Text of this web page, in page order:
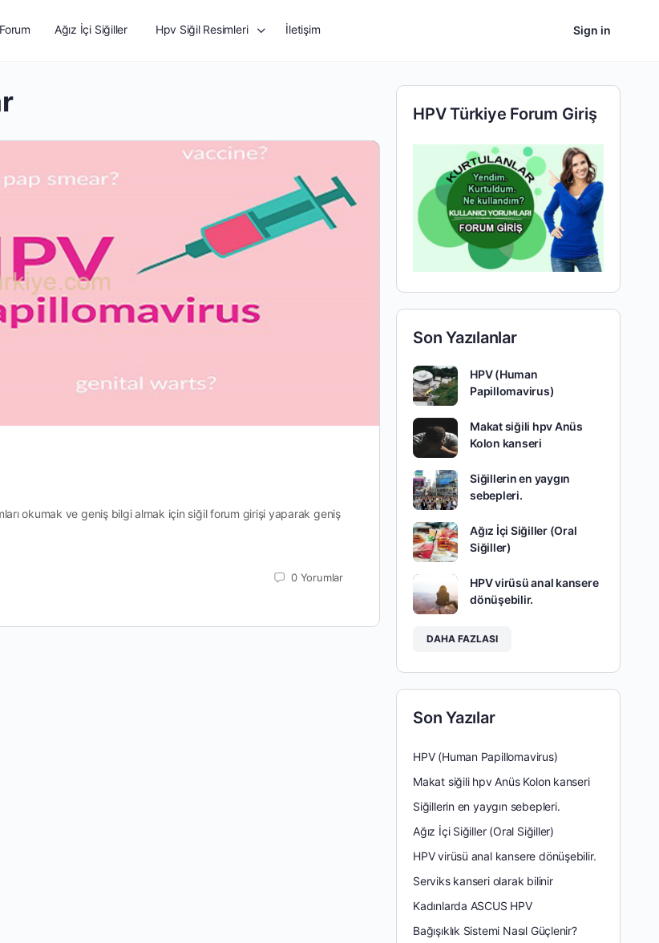
Ağız İçi Siğiller Hpv Siğil Resimleri İletişim Sign in
okumak ve geniş bilgi almak için siğil forum girişi yaparak geniş
0 Yorumlar
HPV Türkiye Forum Giriş
Son Yazılanlar
HPV (Human
Papillomavirus)
Makat siğili hpv Anüs
Kolon kanseri
Siğillerin en yaygın
sebepleri.
Ağız İçi Siğiller (Oral
Siğiller)
HPV virüsü anal kansere
dönüşebilir.
DAHA FAZLASI
Son Yazılar
HPV (Human Papillomavirus)
Makat siğili hpv Anüs Kolon kanseri
Siğillerin en yaygın sebepleri.
Ağız İçi Siğiller (Oral Siğiller)
HPV virüsü anal kansere dönüşebilir.
Serviks kanseri olarak bilinir
Kadınlarda ASCUS HPV
Bağışıklık Sistemi Nasıl Güçlenir?